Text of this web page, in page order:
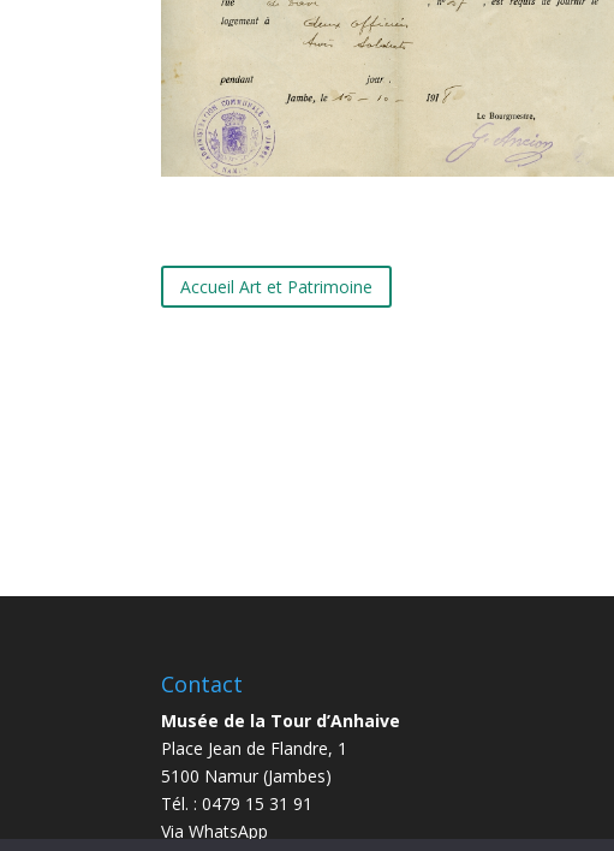
Accueil Art et Patrimoine
Contact
Musée de la Tour d’Anhaive
Place Jean de Flandre, 1
5100 Namur (Jambes)
Tél. : 0479 15 31 91
Via WhatsApp